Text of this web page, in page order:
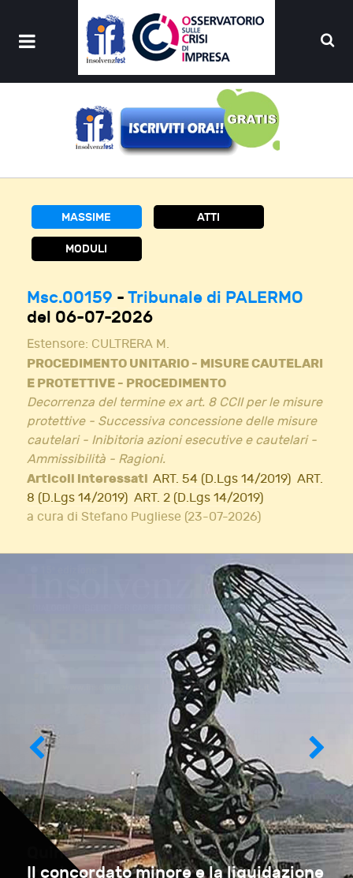
MASSIME ATTI
MODULI
Msc.00159 - Tribunale di PALERMO
del 06-07-2026
Estensore: CULTRERA M.
PROCEDIMENTO UNITARIO - MISURE CAUTELARI
E PROTETTIVE - PROCEDIMENTO
Decorrenza del termine ex art. 8 CCII per le misure
protettive - Successiva concessione delle misure
cautelari - Inibitoria azioni esecutive e cautelari -
Ammissibilità - Ragioni.
Articoli interessati ART. 54 (D.Lgs 14/2019) ART.
8 (D.Lgs 14/2019) ART. 2 (D.Lgs 14/2019)
a cura di Stefano Pugliese (23-07-2026)
Il concordato minore e la liquidazione